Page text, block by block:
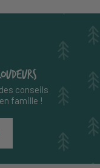
conseils
famille !